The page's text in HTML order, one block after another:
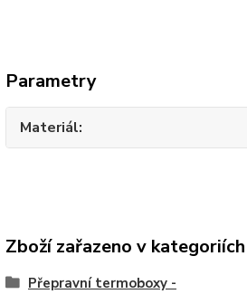
Parametry
Materiál
Zboží zařazeno v kategoriích
Přepravní termoboxy -